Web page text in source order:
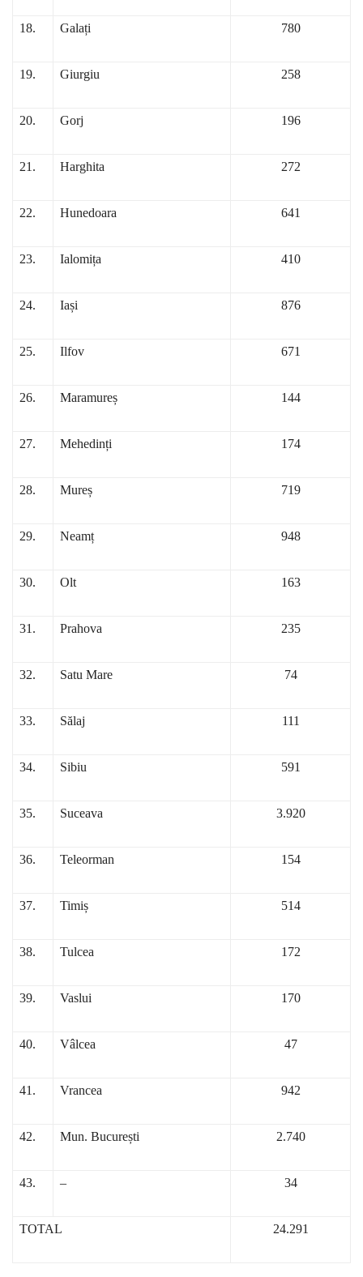
18. Galați 780
19. Giurgiu 258
20. Gorj 196
21. Harghita 272
22. Hunedoara 641
23. Ialomița 410
24. Iași 876
25. Ilfov 671
26. Maramureș 144
27. Mehedinți 174
28. Mureș 719
29. Neamț 948
30. Olt 163
31. Prahova 235
32. Satu Mare 74
33. Sălaj 111
34. Sibiu 591
35. Suceava 3.920
36. Teleorman 154
37. Timiș 514
38. Tulcea 172
39. Vaslui 170
40. Vâlcea 47
41. Vrancea 942
42. Mun. București 2.740
43. – 34
TOTAL 24.291